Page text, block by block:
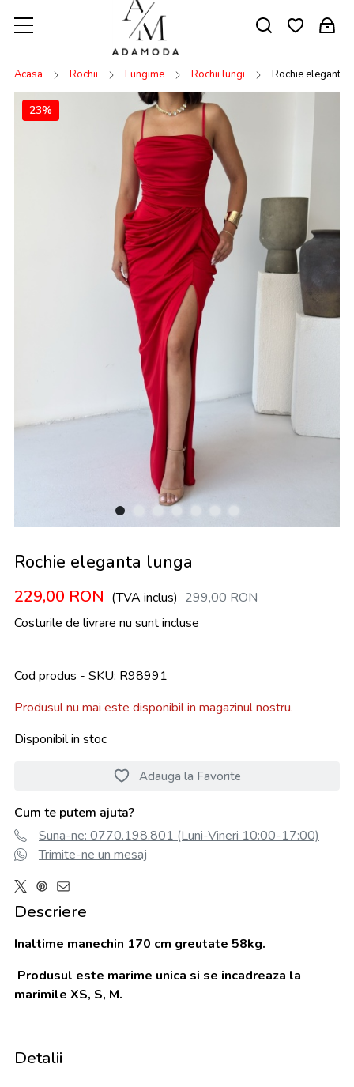
Acasa Rochii Lungime Rochii lungi Rochie eleganta
23%
Rochie eleganta lunga
229,00 RON (TVA inclus) 299,00RON
Costurile de livrare nu sunt incluse
Cod produs - SKU R98991
Produsul nu mai este disponibil in magazinul nostru.
Disponibil in stoc
Adauga la Favorite
Cum te putem ajuta?
Suna-ne: 0770.198.801 (Luni-Vineri 10:00-17:00)
Trimite-ne un mesaj
Descriere
Inaltime manechin 170 cm greutate 58kg.
Produsul este marime unica si se incadreaza la
marimile XS, S, M.
Detalii